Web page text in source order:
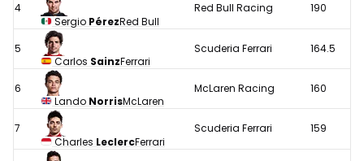
4
Sergio PérezRed Bull
Red Bull Racing 190
5
Carlos SainzFerrari
Scuderia Ferrari 164.5
6
Lando NorrisMcLaren
McLaren Racing 160
7
Charles LeclercFerrari
Scuderia Ferrari 159